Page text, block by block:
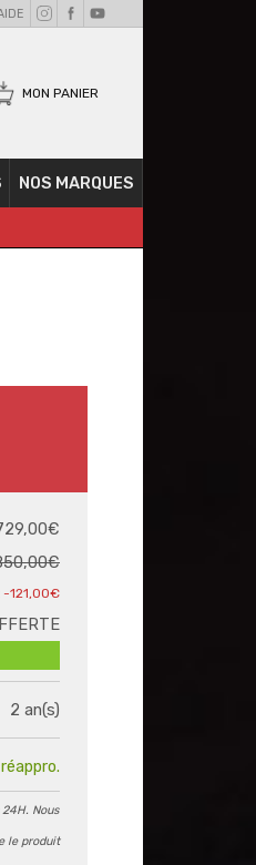
MON PANIER
NOS MARQUES
-121,00€
2 an(s)
Nous
le produit